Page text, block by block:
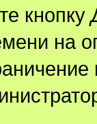
кнопку
на